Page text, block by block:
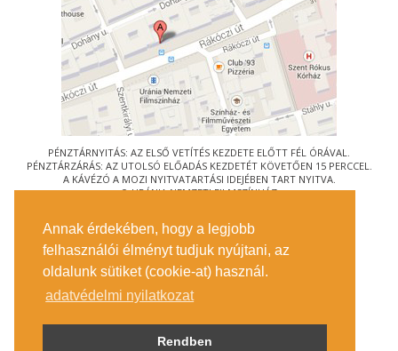
Annak érdekében, hogy a legjobb
felhasználói élményt tudjuk nyújtani, az
oldalunk sütiket (cookie-at) használ.
adatvédelmi nyilatkozat
Rendben
PÉNZTÁRNYITÁS: AZ ELSŐ VETÍTÉS KEZDETE ELŐTT FÉL ÓRÁVAL.
PÉNZTÁRZÁRÁS: AZ UTOLSÓ ELŐADÁS KEZDETÉT KÖVETŐEN 15 PERCCEL.
A KÁVÉZÓ A MOZI NYITVATARTÁSI IDEJÉBEN TART NYITVA.
© URÁNIA NEMZETI FILMSZÍNHÁZ
1088 BUDAPEST, RÁKÓCZI ÚT 21.
MEGKÖZELÍTÉS
JEGYINFORMÁCIÓ
ÍRJON NEKÜNK!
KÖZÉRDEKŰ ADATOK